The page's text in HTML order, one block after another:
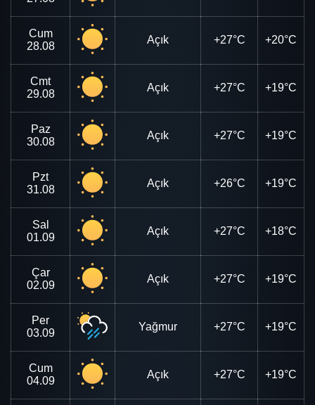
Cum
28.08
Açık +27°C +20°C
Cmt
29.08
Açık +27°C +19°C
Paz
30.08
Açık +27°C +19°C
Pzt
31.08
Açık +26°C +19°C
Sal
01.09
Açık +27°C +18°C
Çar
02.09
Açık +27°C +19°C
Per
03.09
Yağmur +27°C +19°C
Cum
04.09
Açık +27°C +19°C